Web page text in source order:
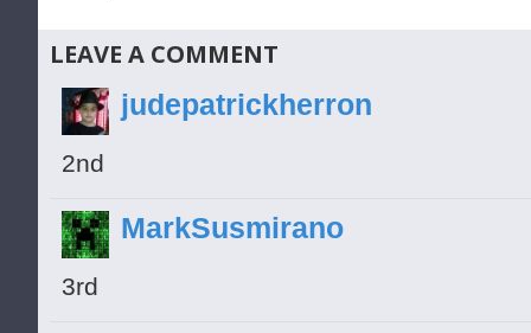
LEAVE A COMMENT
judepatrickherron
2nd
MarkSusmirano
3rd